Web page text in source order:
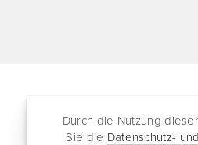
Durch die Nutzung
Sie die Datenschutz-
Folgen